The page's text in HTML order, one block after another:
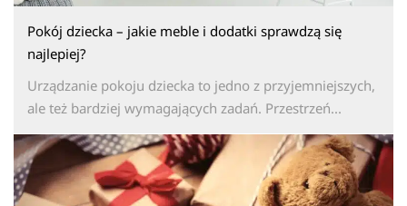
Pokój dziecka – jakie meble i dodatki sprawdzą się
najlepiej?
Urządzanie pokoju dziecka to jedno z przyjemniejszych,
ale też bardziej wymagających zadań. Przestrzeń...